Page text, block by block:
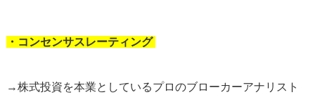
・コンセンサスレーティング
→株式投資を本業としているプロのブローカーアナリスト